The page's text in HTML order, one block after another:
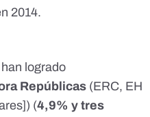
2014.
logrado
Repúblicas (ERC, EH
(4,9% y tres